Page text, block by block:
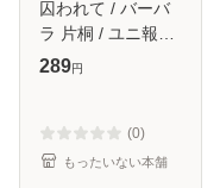
囚われて / バーバ
ラ 片桐 / ユニ報創
[新書]【メール便送
289円
(0)
もったいない本舗